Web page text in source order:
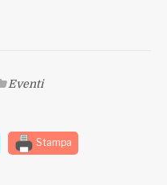
Eventi
Stampa